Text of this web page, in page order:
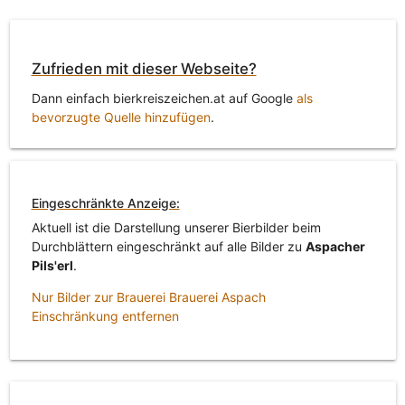
Zufrieden mit dieser Webseite?
Dann einfach bierkreiszeichen.at auf Google als
bevorzugte Quelle hinzufügen.
Eingeschränkte Anzeige:
Aktuell ist die Darstellung unserer Bierbilder beim
Durchblättern eingeschränkt auf alle Bilder zu Aspacher
Pils'erl.
Nur Bilder zur Brauerei Brauerei Aspach
Einschränkung entfernen